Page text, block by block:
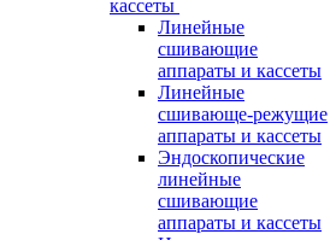
кассеты
Линейные
сшивающие
аппараты и кассеты
Линейные
сшивающе-режущие
аппараты и кассеты
Эндоскопические
линейные
сшивающие
аппараты и кассеты